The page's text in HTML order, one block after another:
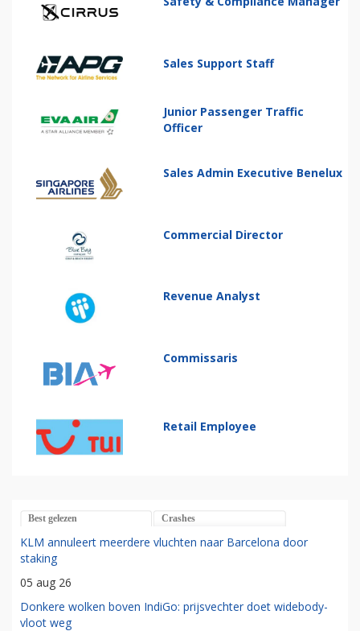
Sales Support Staff
Junior Passenger Traffic
Officer
Sales Admin Executive Benelux
Commercial Director
Revenue Analyst
Commissaris
Retail Employee
Best gelezen Crashes
KLM annuleert meerdere vluchten naar Barcelona door
staking
05 aug 26
Donkere wolken boven IndiGo: prijsvechter doet widebody-
vloot weg